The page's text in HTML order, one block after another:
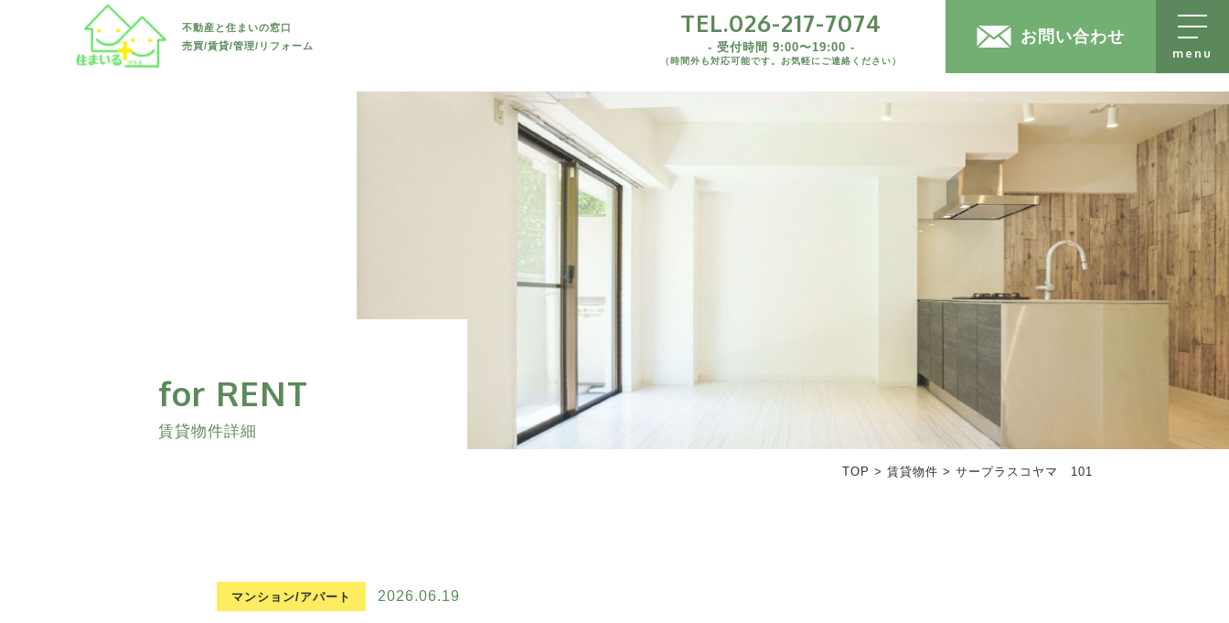
TEL.026-217-7074
- 受付時間 9:00〜19:00 -
（時間外も対応可能です。お気軽にご連絡ください）
お問い合わせ
不動産と住まいの窓口
売買/賃貸/管理/リフォーム
すべて
土地
千曲市
すべて
2K/2DK/2LDK
3DK/3LDK
4LDK以上
リフォーム・リノベーション TEL.026-217-7074
- 受付時間 9:00〜19:00 -
売却物件大募集
お問い合わせフォーム
for RENT
賃貸物件詳細
TOP > 賃貸物件 > サープラスコヤマ 101
マンション/アパート 2026.06.19